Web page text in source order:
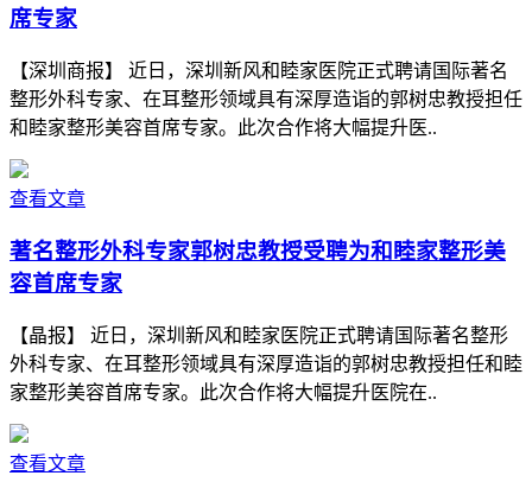
席专家
【深圳商报】 近日，深圳新风和睦家医院正式聘请国际著名
整形外科专家、在耳整形领域具有深厚造诣的郭树忠教授担任
和睦家整形美容首席专家。此次合作将大幅提升医..
查看文章
著名整形外科专家郭树忠教授受聘为和睦家整形美
容首席专家
【晶报】 近日，深圳新风和睦家医院正式聘请国际著名整形
外科专家、在耳整形领域具有深厚造诣的郭树忠教授担任和睦
家整形美容首席专家。此次合作将大幅提升医院在..
查看文章